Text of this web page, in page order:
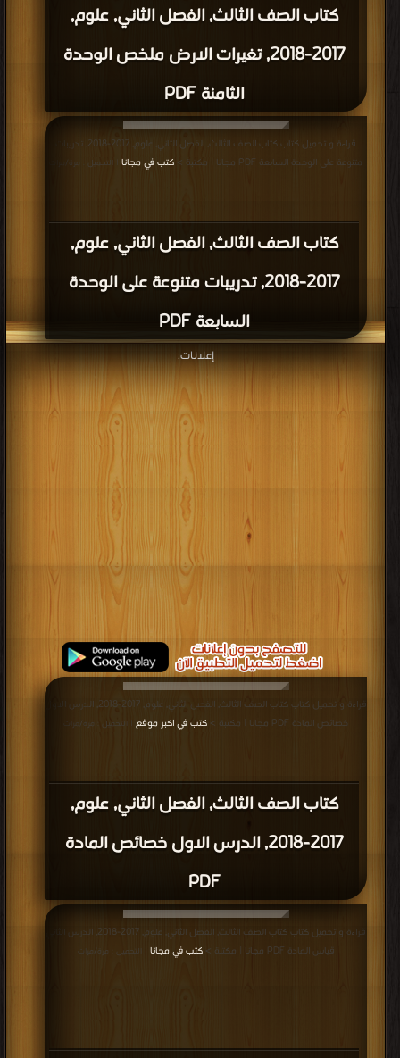
كتاب الصف الثالث, الفصل الثاني, علوم,
2017-2018, تغيرات الارض ملخص الوحدة
الثامنة PDF
كتاب الصف الثالث, الفصل الثاني, علوم,
2017-2018, تدريبات متنوعة على الوحدة
السابعة PDF
قراءة و تحميل كتاب كتاب الصف الثالث, الفصل الثاني, علوم, 2017-2018, تدريبات
متنوعة على الوحدة السابعة PDF مجانا | مكتبة >
كتب في مجانا | التحميل : مرة/مرات
إعلانات:
كتاب الصف الثالث, الفصل الثاني, علوم,
2017-2018, الدرس الاول خصائص المادة
PDF
قراءة و تحميل كتاب كتاب الصف الثالث, الفصل الثاني, علوم, 2017-2018, الدرس الاول
خصائص المادة PDF مجانا | مكتبة >
كتب في اكبر موقع | التحميل : مرة/مرات
قراءة و تحميل كتاب كتاب الصف الثالث, الفصل الثاني, علوم, 2017-2018, الدرس الثاني
قياس المادة PDF مجانا | مكتبة >
كتب في مجانا | التحميل : مرة/مرات